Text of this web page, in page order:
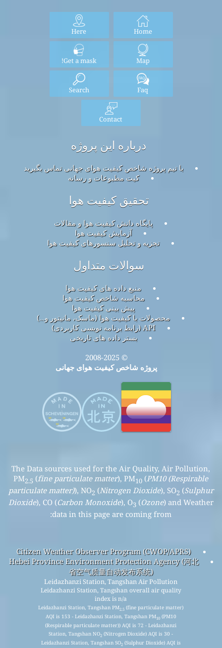
Home
Here
Map
Get a mask!
Faq
Search
Contact
درباره این پروژه
با تیم پروژه شاخص کیفیت هوای جهانی تماس بگیرید
کیت مطبوعات و رسانه
تحقیق کیفیت هوا
پایگاه دانش کیفیت هوا و مقالات
آزمایش کیفیت هوا
تجزیه و تحلیل سنسورهای کیفیت هوا
سوالات متداول
منبع داده های کیفیت هوا
محاسبه شاخص کیفیت هوا
پیش بینی کیفیت هوا
محصولات با کیفیت هوا (ماسک، مانیتور و…)
API (رابط برنامه نویسی کاربردی)
بستر داده های تاریخی
© 2008-2025
پروژه شاخص کیفیت هوای جهانی
The Data sources used for the Air Quality, Air Pollution,
PM2.5(fine particulate matter), PM10(PM10 (Respirable
particulate matter)), NO2 (Nitrogen Dioxide), SO2 (Sulphur
Dioxide), CO (Carbon Monoxide), O3 (Ozone ) and Weather
data in this page are coming from:
Citizen Weather Observer Program (CWOP/APRS)
Hebei Province Environment Protection Agency (河北
省空气质量自动发布系统)
Leidazhanzi Station, Tangshan Air Pollution
Leidazhanzi Station, Tangshan overall air quality
index is n/a
Leidazhanzi Station, Tangshan PM2.5(fine particulate matter)
AQI is 153 - Leidazhanzi Station, Tangshan PM10(PM10
(Respirable particulate matter)) AQI is 72 - Leidazhanzi
Station, Tangshan NO 2(Nitrogen Dioxide) AQI is 30 -
Leidazhanzi Station, Tangshan SO 2(Sulphur Dioxide) AQI is